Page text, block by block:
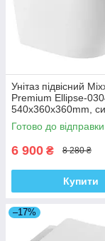
Унітаз підвісний
Premium Ellipse-
540x360x360mm,
змиву Rimless
Готово до відправки
6 900 ₴ 8 280 ₴
Купити
–17%